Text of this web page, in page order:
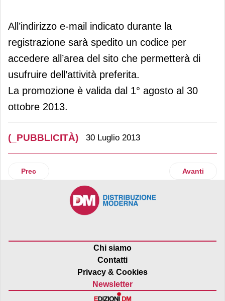
All’indirizzo e-mail indicato durante la
registrazione sarà spedito un codice per
accedere all’area del sito che permetterà di
usufruire dell’attività preferita.
La promozione è valida dal 1° agosto al 30
ottobre 2013.
(_PUBBLICITÀ) 30 Luglio 2013
Articolo precedente: Billa annuncia il ritorno della
Prec Articolo
Avanti
Chi siamo
Contatti
Privacy & Cookies
Newsletter